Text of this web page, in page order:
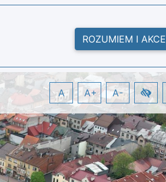
ROZUMIEM I
A A+ A-